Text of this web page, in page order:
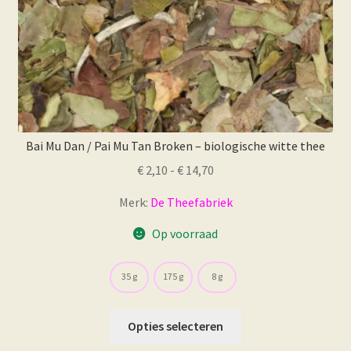
Bai Mu Dan / Pai Mu Tan Broken – biologische witte thee
€ 2,10 - € 14,70
tot
€ 14,70
Merk: De Theefabriek
Op voorraad
35 g 175 g 8 g
Opties selecteren